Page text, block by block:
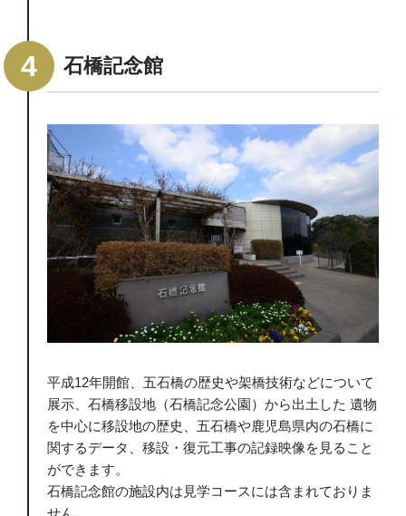
石橋記念館
平成12年開館、五石橋の歴史や架橋技術などについて
展示、石橋移設地（石橋記念公園）から出土した 遺物
を中心に移設地の歴史、五石橋や鹿児島県内の石橋に
関するデータ、移設・復元工事の記録映像を見ること
ができます。
石橋記念館の施設内は見学コースには含まれておりま